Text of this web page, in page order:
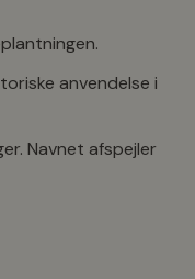
anvendelse i
Navnet afspejler